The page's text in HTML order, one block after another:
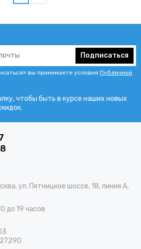
Подписаться
вы принимаете условия Публичной
чтобы быть в курсе наших новых
,ул. Пятницкое шоссе, 18, линия А,
до 19 часов